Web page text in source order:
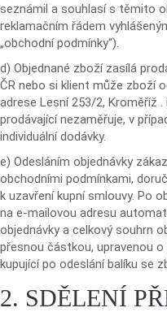
seznámil a souhlasí s těmito
reklamačním řádem
„obchodní podmínky“).
d) Objednané zboží zasílá
ČR nebo si klient může zboží
adrese Lesní 253/2, Kroměříž
prodávající nezaměřuje, v
individuální dodávky.
e) Odesláním objednávky
obchodními podmínkami,
k uzavření kupní smlouvy. Po
na e-mailovou adresu
objednávky a celkový souhrn
přesnou částkou, upravenou o
kupující po odeslání balíku se
2. SDĚLENÍ